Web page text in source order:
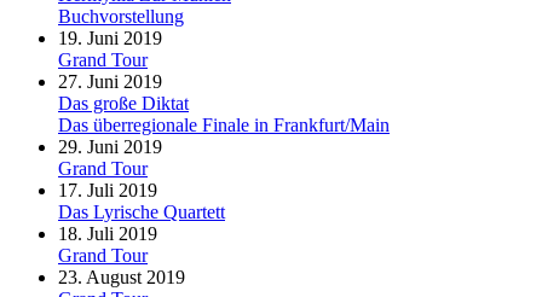
Buchvorstellung
19. Juni 2019
Grand Tour
27. Juni 2019
Das große Diktat
Das überregionale Finale in Frankfurt/Main
29. Juni 2019
Grand Tour
17. Juli 2019
Das Lyrische Quartett
18. Juli 2019
Grand Tour
23. August 2019